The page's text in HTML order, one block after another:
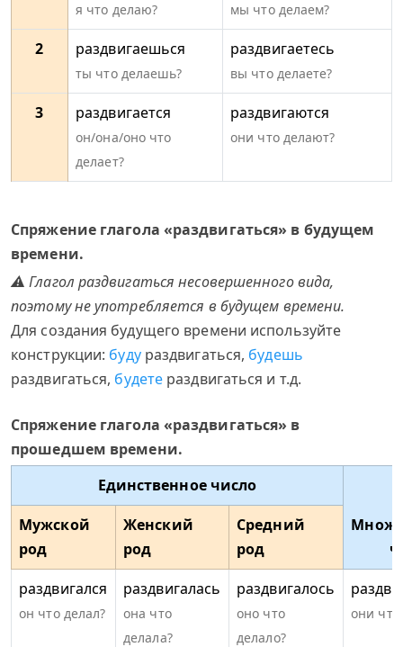
я что делаю? мы что делаем?
2 раздвигаешься
ты что делаешь?
раздвигаетесь
вы что делаете?
3 раздвигается
он/она/оно что
делает?
раздвигаются
они что делают?
Спряжение глагола «раздвигаться» в будущем
времени.
⚠ Глагол раздвигаться несовершенного вида,
поэтому не употребляется в будущем времени.
Для создания будущего времени используйте
конструкции: будураздвигаться, будешь
раздвигаться, будете раздвигаться и т.д.
Спряжение глагола «раздвигаться» в
прошедшем времени.
Единственное число
Мужской
род
Женский
род
Средний
род
раздвигался
он что делал?
раздвигалась
она что
делала?
раздвигалось
оно что
делало?
они что